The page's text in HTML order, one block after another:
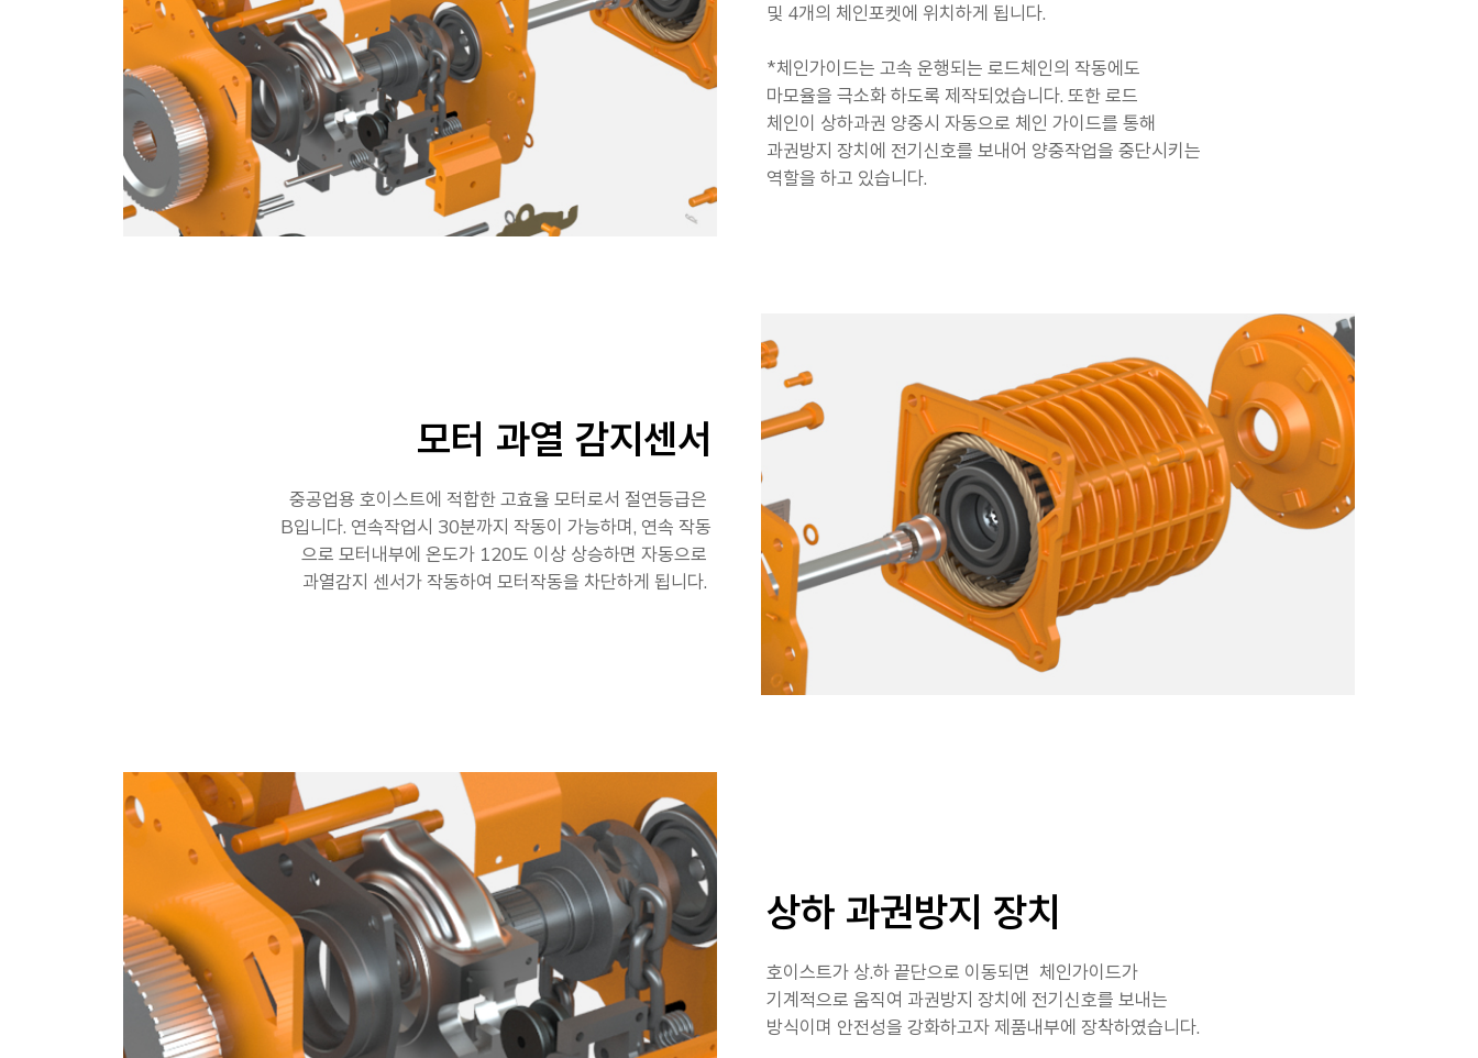
및 4개의 체인포켓에 위치하게 됩니다.
*체인가이드는 고속 운행되는 로드체인의 작동에도
마모율을 극소화 하도록 제작되었습니다. 또한 로드
체인이 상하과권 양중시 자동으로 체인 가이드를 통해
과권방지 장치에 전기신호를 보내어 양중작업을 중단시키는
역할을 하고 있습니다.
모터 과열 감지센서
중공업용 호이스트에 적합한 고효율 모터로서 절연등급은
B입니다. 연속작업시 30분까지 작동이 가능하며, 연속 작동
으로 모터내부에 온도가 120도 이상 상승하면 자동으로
과열감지 센서가 작동하여 모터작동을 차단하게 됩니다.
상하 과권방지 장치
호이스트가 상.하 끝단으로 이동되면 체인가이드가
기계적으로 움직여 과권방지 장치에 전기신호를 보내는
방식이며 안전성을 강화하고자 제품내부에 장착하였습니다.